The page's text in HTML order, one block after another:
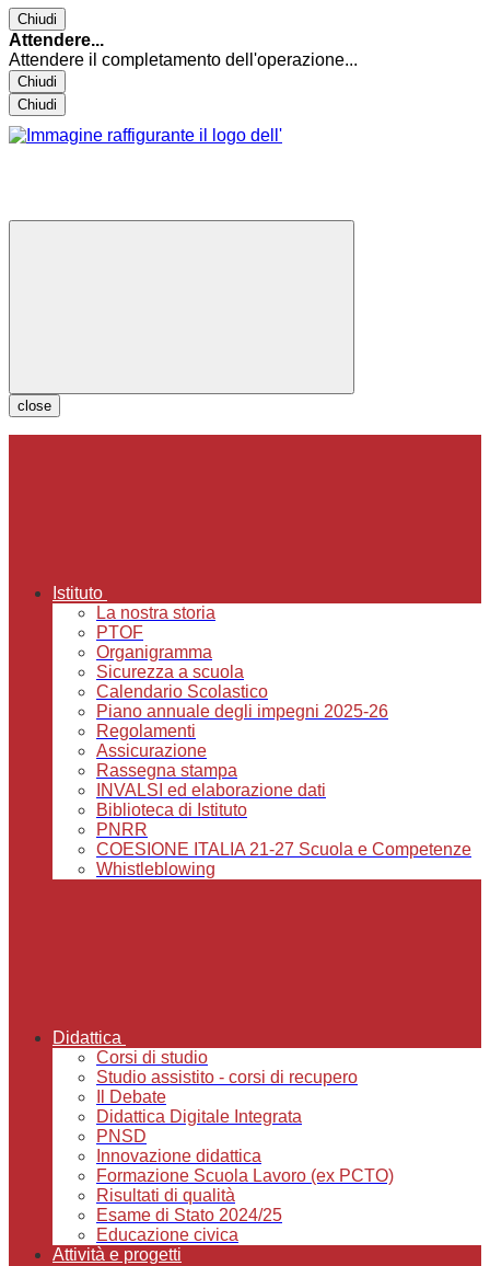
Chiudi
Attendere...
Attendere il completamento dell'operazione...
Chiudi
Chiudi
close
Istituto
La nostra storia
PTOF
Organigramma
Sicurezza a scuola
Calendario Scolastico
Piano annuale degli impegni 2025-26
Regolamenti
Assicurazione
Rassegna stampa
INVALSI ed elaborazione dati
Biblioteca di Istituto
PNRR
COESIONE ITALIA 21-27 Scuola e Competenze
Whistleblowing
Didattica
Corsi di studio
Studio assistito - corsi di recupero
Il Debate
Didattica Digitale Integrata
PNSD
Innovazione didattica
Formazione Scuola Lavoro (ex PCTO)
Risultati di qualità
Esame di Stato 2024/25
Educazione civica
Attività e progetti